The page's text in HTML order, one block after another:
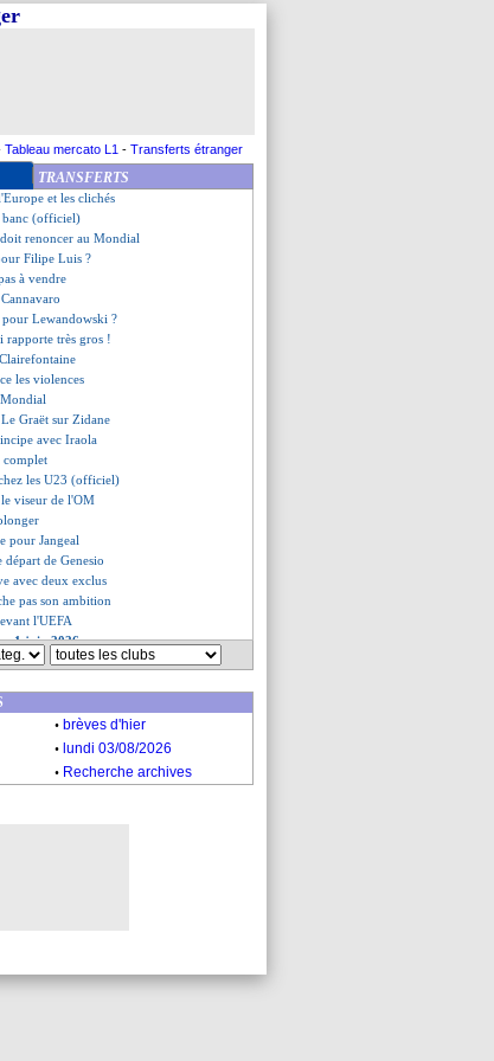
Tableau mercato L1 - Transferts étranger
TRANSFERTS
d'Or
Villa débarque
pour Bouaddi
et les clichés
banc (officiel)
renoncer au Mondial
Filipe Luis ?
à vendre
Lewandowski ?
rapporte très gros !
les violences
Graët sur Zidane
avec Iraola
complet
les U23 (officiel)
viseur de l'OM
pour Jangeal
de Genesio
avec deux exclus
pas son ambition
l'UEFA
1 juin 2026
31 mai 2026
. brèves d'hier
. lundi 03/08/2026
. Recherche archives